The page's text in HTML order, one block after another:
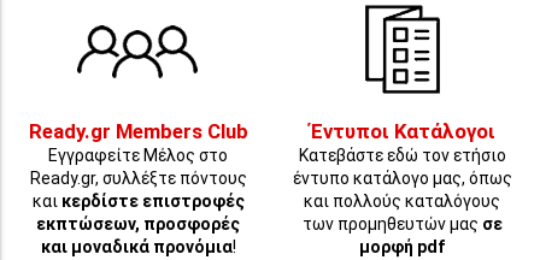
Ready.gr Members Club
Εγγραφείτε Μέλος στο
Ready.gr, συλλέξτε πόντους
και κερδίστε επιστροφές
εκπτώσεων, προσφορές
και μοναδικά προνόμια!
Έντυποι Κατάλογοι
Κατεβάστε εδώ τον ετήσιο
έντυπο κατάλογο μας, όπως
και πολλούς καταλόγους
των προμηθευτών μας σε
μορφή pdf